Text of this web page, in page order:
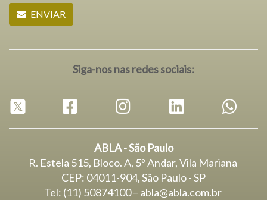
ENVIAR
Siga-nos nas redes sociais:
ABLA - São Paulo
R. Estela 515, Bloco. A, 5º Andar, Vila Mariana
CEP: 04011-904, São Paulo - SP
Tel: (11) 50874100 – abla@abla.com.br